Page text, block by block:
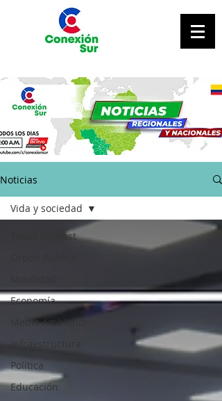
Noticias
Todos los post
Economía
Medio Ambiente
Infraestructura
Política
Educación
Vida y sociedad